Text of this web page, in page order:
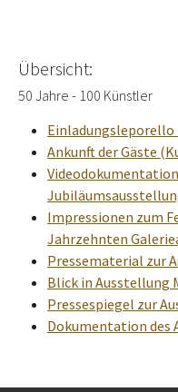
Übersicht:
50 Jahre - 100 Künstler
Ankunft der Gäste
Impressionen zum
Jahrzehnten
Pressematerial zur
Blick in Ausstellung
Pressespiegel zur
Dokumentation des